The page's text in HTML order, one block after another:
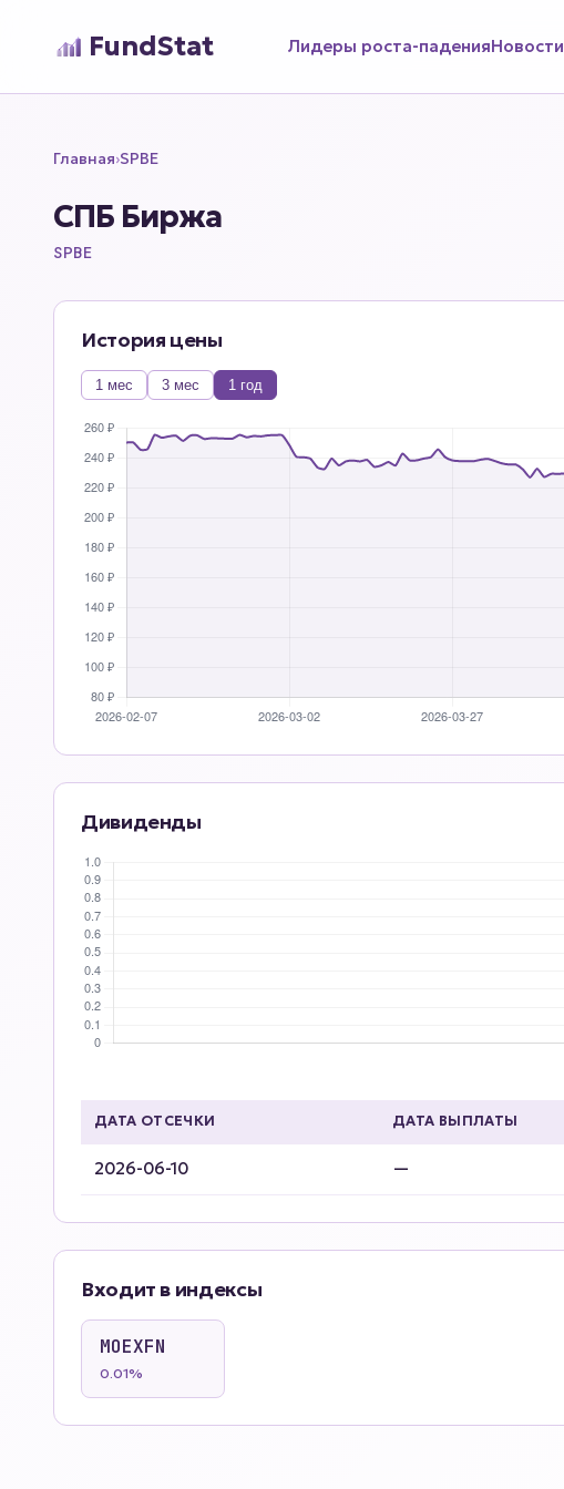
FundStat Лидеры роста-паденияНовости
Главная›SPBE
СПБ Биржа
SPBE
История цены
1 мес 3 мес 1 год
Дивиденды
ДАТА ОТСЕЧКИ ДАТА ВЫПЛАТЫ
2026-06-10 —
Входит в индексы
MOEXFN
0.01%